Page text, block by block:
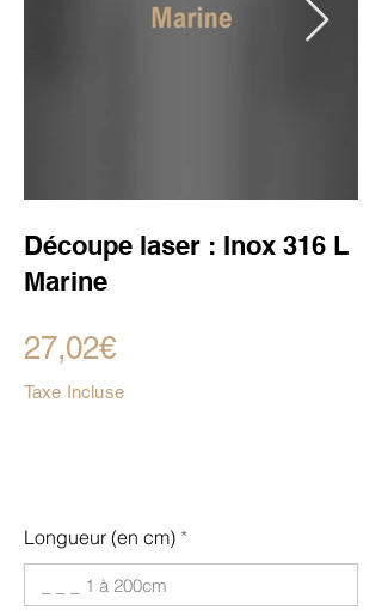
Découpe laser : Inox 316 L
Marine
27,02€
Taxe Incluse
Longueur (en cm)